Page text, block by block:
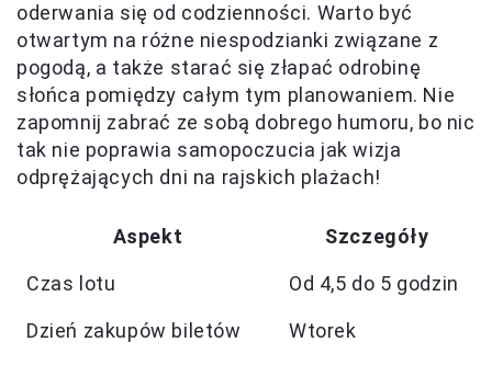
oderwania się od codzienności. Warto być
otwartym na różne niespodzianki związane z
pogodą, a także starać się złapać odrobinę
słońca pomiędzy całym tym planowaniem. Nie
zapomnij zabrać ze sobą dobrego humoru, bo nic
tak nie poprawia samopoczucia jak wizja
odprężających dni na rajskich plażach!
Aspekt Szczegóły
Czas lotu Od 4,5 do 5 godzin
Dzień zakupów biletów Wtorek